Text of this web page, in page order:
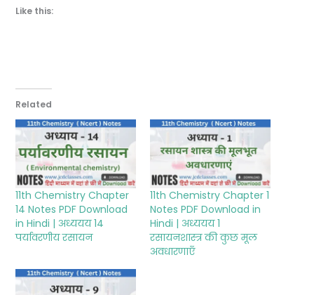
Like this:
Related
11th Chemistry Chapter
14 Notes PDF Download
in Hindi | अध्ययय 14
पर्यावरणीय रसायन
11th Chemistry Chapter 1
Notes PDF Download in
Hindi | अध्ययय 1
रसायनशास्त्र की कुछ मूल
अवधारणाएँ